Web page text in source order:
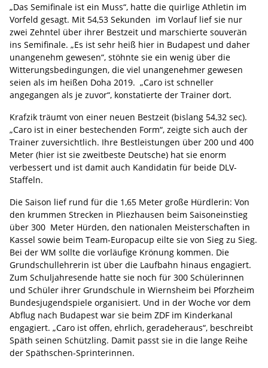
„Das Semifinale ist ein Muss“, hatte die quirlige Athletin im
Vorfeld gesagt. Mit 54,53 Sekunden im Vorlauf lief sie nur
zwei Zehntel über ihrer Bestzeit und marschierte souverän
ins Semifinale. „Es ist sehr heiß hier in Budapest und daher
unangenehm gewesen“, stöhnte sie ein wenig über die
Witterungsbedingungen, die viel unangenehmer gewesen
seien als im heißen Doha 2019. „Caro ist schneller
angegangen als je zuvor“, konstatierte der Trainer dort.
Krafzik träumt von einer neuen Bestzeit (bislang 54,32 sec).
„Caro ist in einer bestechenden Form“, zeigte sich auch der
Trainer zuversichtlich. Ihre Bestleistungen über 200 und 400
Meter (hier ist sie zweitbeste Deutsche) hat sie enorm
verbessert und ist damit auch Kandidatin für beide DLV-
Staffeln.
Die Saison lief rund für die 1,65 Meter große Hürdlerin: Von
den krummen Strecken in Pliezhausen beim Saisoneinstieg
über 300 Meter Hürden, den nationalen Meisterschaften in
Kassel sowie beim Team-Europacup eilte sie von Sieg zu Sieg.
Bei der WM sollte die vorläufige Krönung kommen. Die
Grundschullehrerin ist über die Laufbahn hinaus engagiert.
Zum Schuljahresende hatte sie noch für 300 Schülerinnen
und Schüler ihrer Grundschule in Wiernsheim bei Pforzheim
Bundesjugendspiele organisiert. Und in der Woche vor dem
Abflug nach Budapest war sie beim ZDF im Kinderkanal
engagiert. „Caro ist offen, ehrlich, geradeheraus“, beschreibt
Späth seinen Schützling. Damit passt sie in die lange Reihe
der Späthschen-Sprinterinnen.